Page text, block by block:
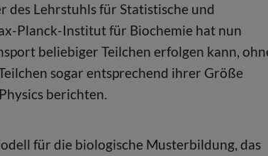
des Lehrstuhls für Statistische und
Planck-Institut für Biochemie hat nun
beliebiger Teilchen erfolgen kann,
sogar entsprechend ihrer Größe
berichten.
für die biologische Musterbildung, das